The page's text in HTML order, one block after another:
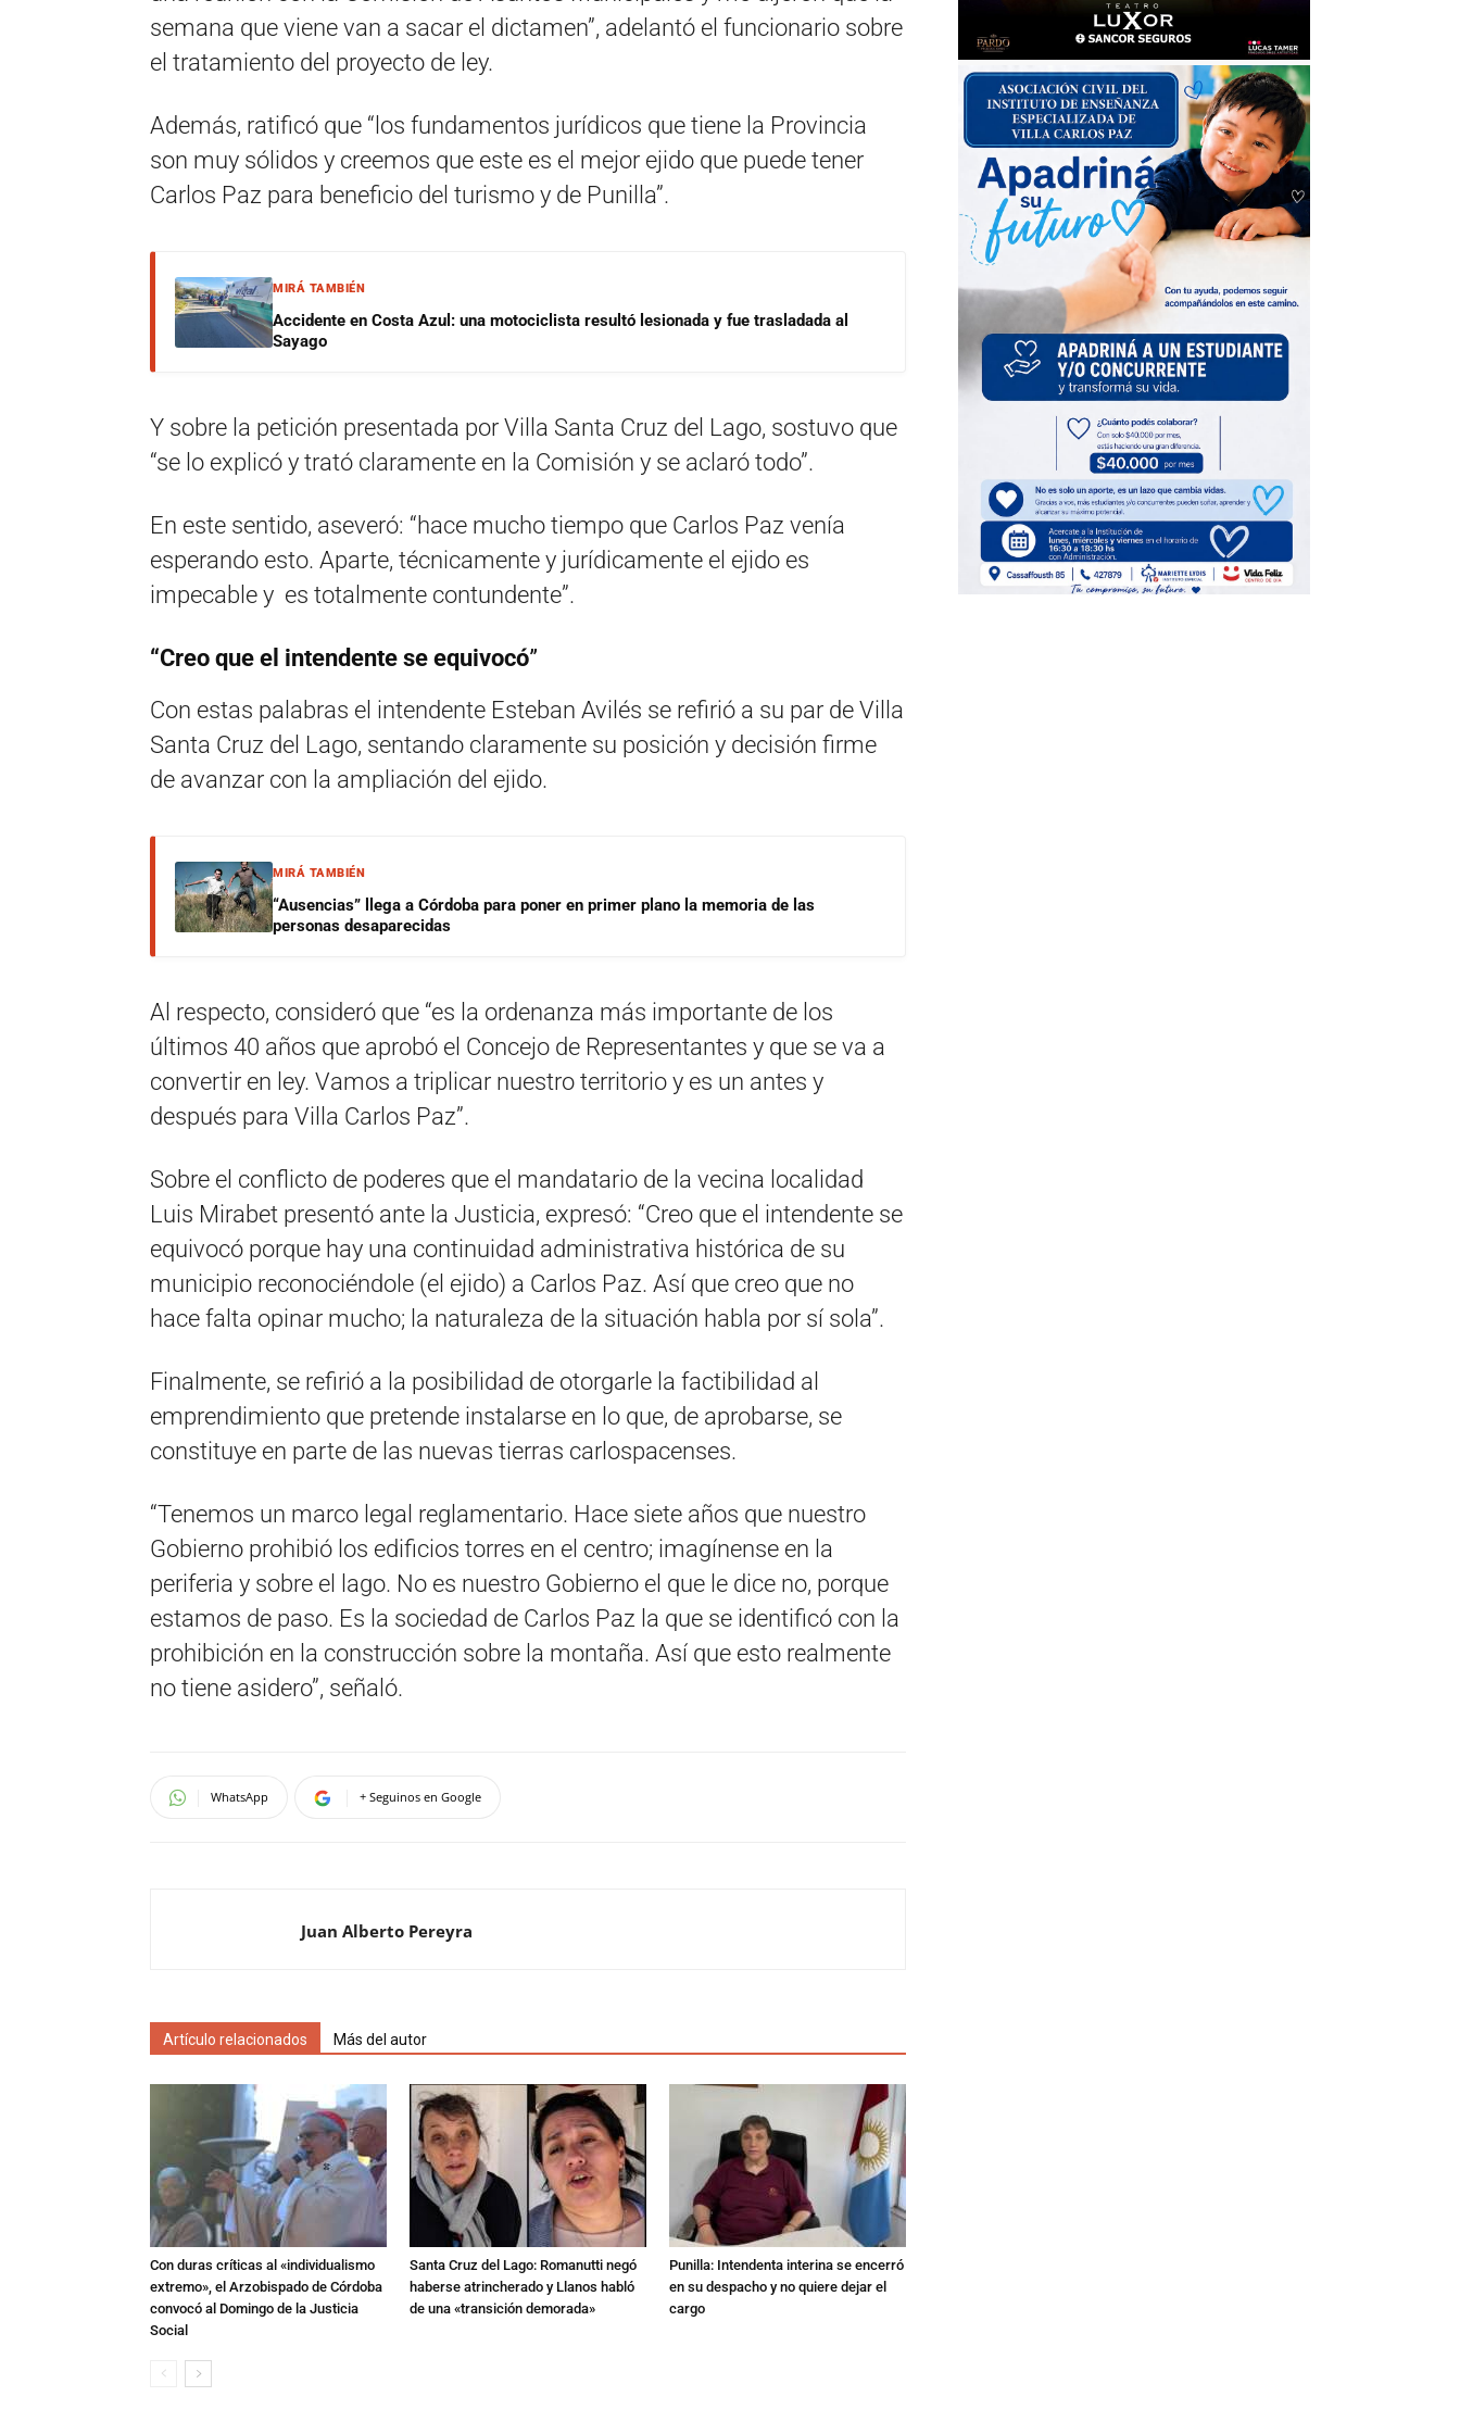
semana que viene van a sacar el dictamen”, adelantó el funcionario sobre
el tratamiento del proyecto de ley.
Además, ratificó que “los fundamentos jurídicos que tiene la Provincia
son muy sólidos y creemos que este es el mejor ejido que puede tener
Carlos Paz para beneficio del turismo y de Punilla”.
MIRÁ TAMBIÉN
Accidente en Costa Azul: una motociclista resultó lesionada y fue trasladada al
Sayago
Y sobre la petición presentada por Villa Santa Cruz del Lago, sostuvo que
“se lo explicó y trató claramente en la Comisión y se aclaró todo”.
En este sentido, aseveró: “hace mucho tiempo que Carlos Paz venía
esperando esto. Aparte, técnicamente y jurídicamente el ejido es
impecable y es totalmente contundente”.
“Creo que el intendente se equivocó”
Con estas palabras el intendente Esteban Avilés se refirió a su par de Villa
Santa Cruz del Lago, sentando claramente su posición y decisión firme
de avanzar con la ampliación del ejido.
MIRÁ TAMBIÉN
“Ausencias” llega a Córdoba para poner en primer plano la memoria de las
personas desaparecidas
Al respecto, consideró que “es la ordenanza más importante de los
últimos 40 años que aprobó el Concejo de Representantes y que se va a
convertir en ley. Vamos a triplicar nuestro territorio y es un antes y
después para Villa Carlos Paz”.
Sobre el conflicto de poderes que el mandatario de la vecina localidad
Luis Mirabet presentó ante la Justicia, expresó: “Creo que el intendente se
equivocó porque hay una continuidad administrativa histórica de su
municipio reconociéndole (el ejido) a Carlos Paz. Así que creo que no
hace falta opinar mucho; la naturaleza de la situación habla por sí sola”.
Finalmente, se refirió a la posibilidad de otorgarle la factibilidad al
emprendimiento que pretende instalarse en lo que, de aprobarse, se
constituye en parte de las nuevas tierras carlospacenses.
“Tenemos un marco legal reglamentario. Hace siete años que nuestro
Gobierno prohibió los edificios torres en el centro; imagínense en la
periferia y sobre el lago. No es nuestro Gobierno el que le dice no, porque
estamos de paso. Es la sociedad de Carlos Paz la que se identificó con la
prohibición en la construcción sobre la montaña. Así que esto realmente
no tiene asidero”, señaló.
WhatsApp + Seguinos en Google
Juan Alberto Pereyra
Artículo relacionados Más del autor
Con duras críticas al «individualismo
extremo», el Arzobispado de Córdoba
convocó al Domingo de la Justicia
Social
Santa Cruz del Lago: Romanutti negó
haberse atrincherado y Llanos habló
de una «transición demorada»
Punilla: Intendenta interina se encerró
en su despacho y no quiere dejar el
cargo